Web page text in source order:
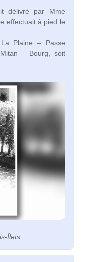
délivré par Mme
effectuait à pied le
Plaine – Passe
– Bourg, soit
Îlets